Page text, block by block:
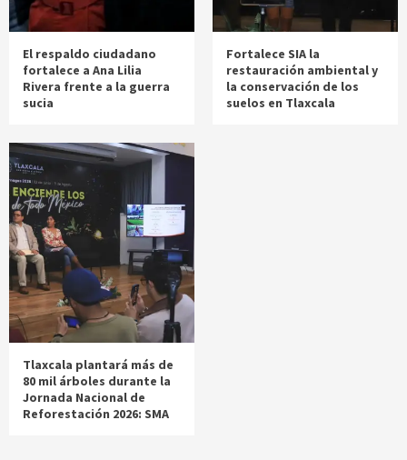
El respaldo ciudadano
fortalece a Ana Lilia
Rivera frente a la guerra
sucia
Fortalece SIA la
restauración ambiental y
la conservación de los
suelos en Tlaxcala
Tlaxcala plantará más de
80 mil árboles durante la
Jornada Nacional de
Reforestación 2026: SMA